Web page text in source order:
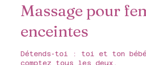
Massage pour
enceintes
Détends-toi : toi et ton
comptez tous les deux.